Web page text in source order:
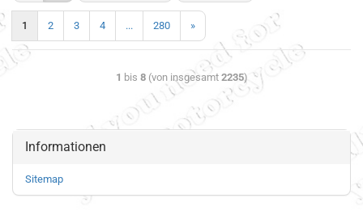
1 2 3 4 ... 280 »
1 bis 8(von insgesamt 2235)
Informationen
Sitemap